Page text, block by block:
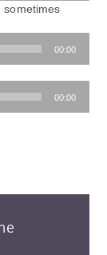
sometimes
00:00
00:00